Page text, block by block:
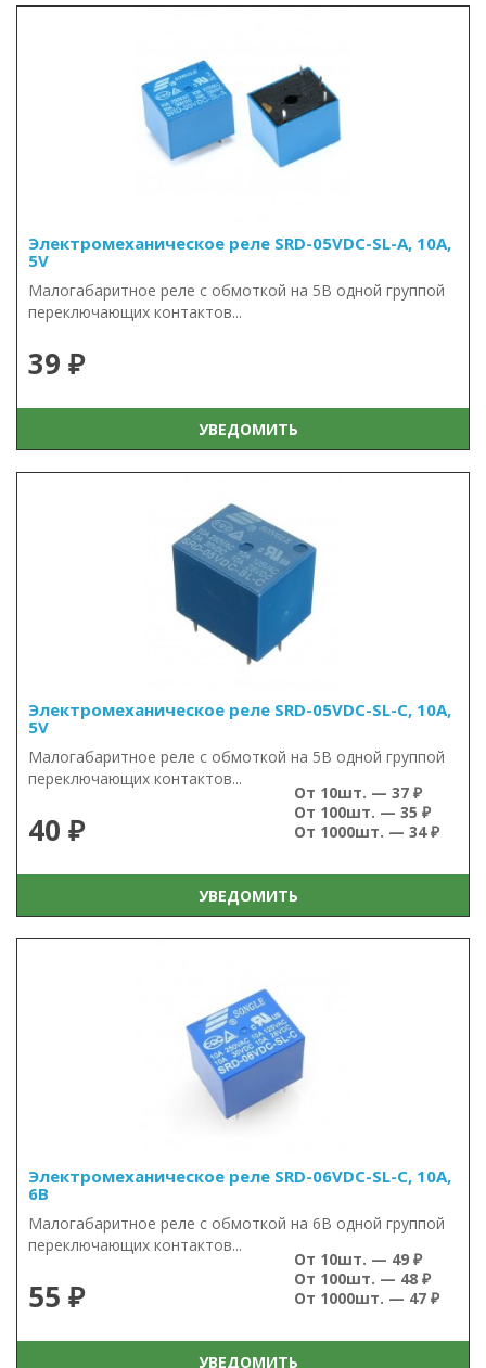
Электромеханическое реле SRD-05VDC-SL-A, 10А,
5V
Малогабаритное реле с обмоткой на 5В одной группой
переключающих контактов...
39 ₽
УВЕДОМИТЬ
Электромеханическое реле SRD-05VDC-SL-C, 10А,
5V
Малогабаритное реле с обмоткой на 5В одной группой
переключающих контактов...
40 ₽
От 10шт. — 37 ₽
От 100шт. — 35 ₽
От 1000шт. — 34 ₽
УВЕДОМИТЬ
Электромеханическое реле SRD-06VDC-SL-C, 10А,
6В
Малогабаритное реле с обмоткой на 6В одной группой
переключающих контактов...
55 ₽
От 10шт. — 49 ₽
От 100шт. — 48 ₽
От 1000шт. — 47 ₽
УВЕДОМИТЬ